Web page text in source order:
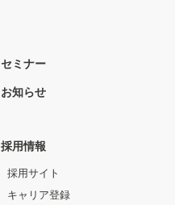
セミナー
お知らせ
採用情報
採用サイト
キャリア登録